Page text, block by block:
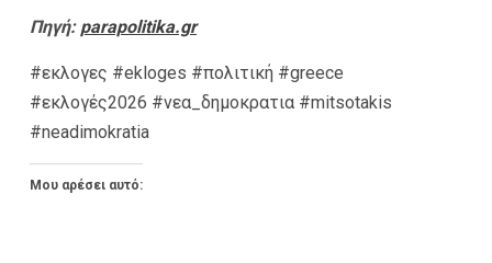
Πηγή: parapolitika.gr
#εκλογες #ekloges #πολιτική #greece
#εκλογές2026 #νεα_δημοκρατια #mitsotakis
#neadimokratia
Μου αρέσει αυτό: